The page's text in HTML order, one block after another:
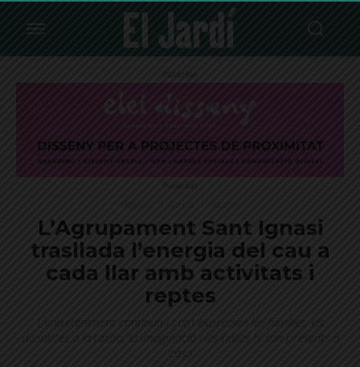
Publicitat
Publicitat
L’Agrupament Sant Ignasi
trasllada l’energia del cau a
cada llar amb activitats i
reptes
L’entreteniment continua i com expressen les famílies, els
dissabtes a la tarda, la imaginació i les rialles hi són presents a
casa